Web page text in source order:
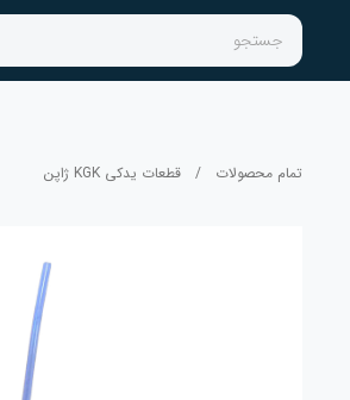
جستجو
تمام محصولات / قطعات یدکی KGK ژاپن